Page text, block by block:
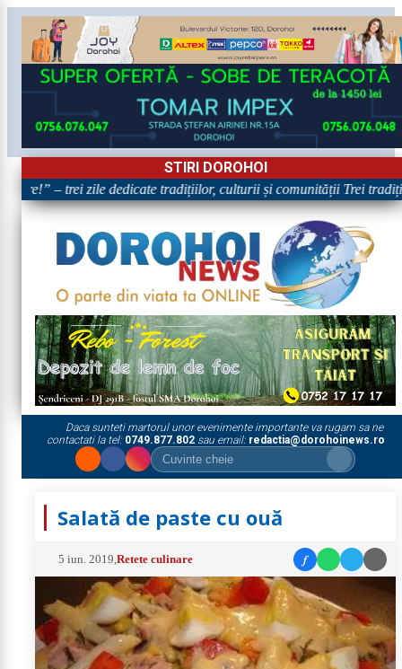
STIRI DOROHOI
– trei zile dedicate tradițiilor, culturii și comunității Trei
Daca sunteti martorul unor evenimente importante va rugam sa ne
contactati la tel: 0749.877.802sau email: redactia@dorohoinews.ro
Salată de paste cu ouă
5 iun. 2019 ,Retete culinare f